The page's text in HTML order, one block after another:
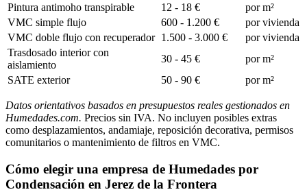
Pintura antimoho transpirable
12 - 18 €
por m²
VMC simple flujo
600 - 1.200 €
por vivienda
VMC doble flujo con recuperador 1.500 - 3.000 €
por vivienda
Trasdosado interior con
aislamiento
30 - 45 €
por m²
SATE exterior
50 - 90 € por m²
Datos orientativos basados en presupuestos reales gestionados en
Humedades.com. Precios sin IVA. No incluyen posibles extras
como desplazamientos, andamiaje, reposición decorativa, permisos
comunitarios o mantenimiento de filtros en VMC.
Cómo elegir una empresa de Humedades por
Condensación en Jerez de la Frontera